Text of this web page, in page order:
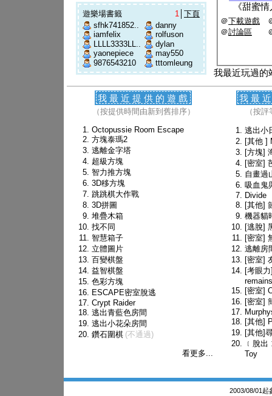
遊樂場書籤 1
下頁
sfhk741852..
iamfelix
LLLL3333LL..
yaonepiece
9876543210
danny
rolfuson
dylan
may550
tttomleung
《甜蜜情
＠下載遊戲
＠討論區
我最近玩過的
我最近提供的遊戲
（按提供時間由新到舊排序）
Octopussie Room Escape
方塊泰瑪2
逃離金字塔
超級方塊
智力推方塊
3D移方塊
跳跳棋大作戰
3D拼圖
堆疊木箱
找不同
智慧箱子
立體圖片
百變棋盤
益智棋盤
色彩方塊
ESCAPE密室脫逃
Crypt Raider
逃出青藍色房間
逃出小花朵房間
鑽石圍棋 (不通過)
看更多...
我最
（按
逃出小
[其他 ]
[方塊]
[密室]
自畫過
吸血鬼
Divide
[其他]
機器貓
[逃脫]
[密室]
逃離房
[密室]
[考眼
remains
[密室]
[密室]
[其他]
[其他]
﹝脫
Toy
2003/08/01起